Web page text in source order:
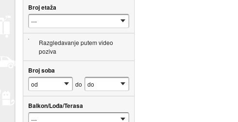
Broj etaža
Razgledavanje putem video
poziva
Broj soba
do
Balkon/Lođa/Terasa